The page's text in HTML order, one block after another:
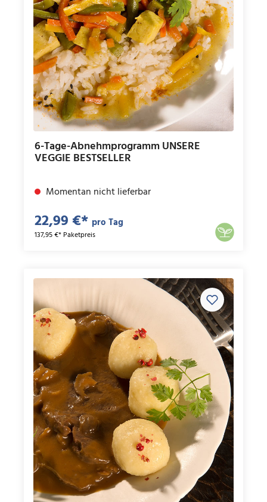
6-Tage-Abnehmprogramm UNSERE
VEGGIE BESTSELLER
Momentan nicht lieferbar
22,99 €* pro Tag
137,95 €* Paketpreis